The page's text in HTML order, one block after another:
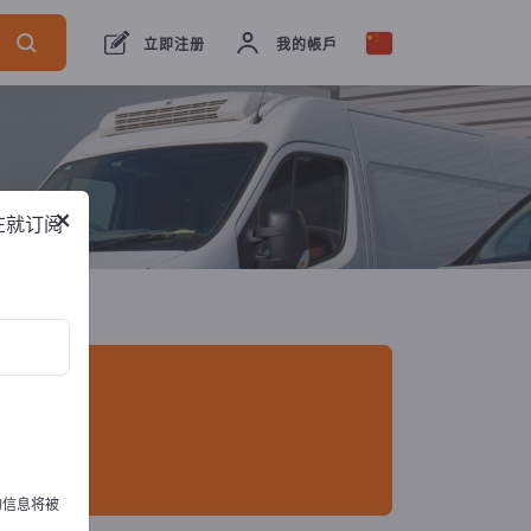
立即注册 我的帳戶
出口商1 制造商
×
就订阅
息将被